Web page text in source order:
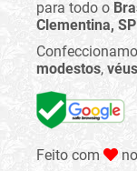
para todo o
Clementina, SP
modestos, véus
Feito com no